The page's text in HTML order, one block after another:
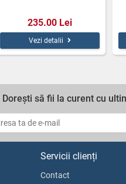
235.00 Lei
Vezi detalii
Dorești să fii la curent cu
Servicii clienți
Contact